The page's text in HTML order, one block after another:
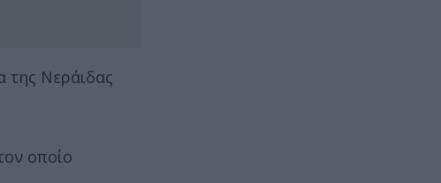
της Νεράιδας
οποίο